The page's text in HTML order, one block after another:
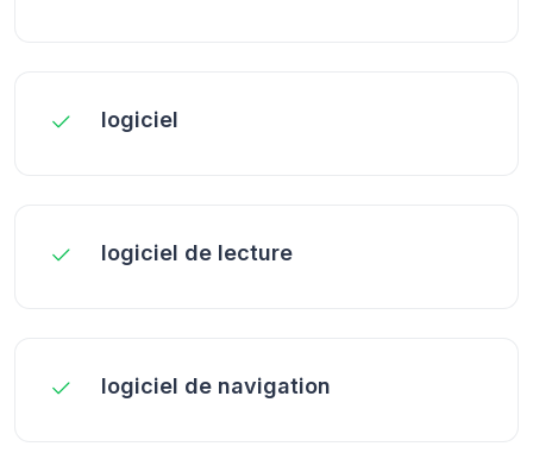
logiciel
logiciel de lecture
logiciel de navigation